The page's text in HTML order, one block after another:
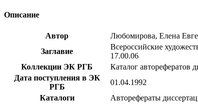
Описание
Автор
Любомирова, Елена
Заглавие
Всероссийские
17.00.06
Коллекции ЭК РГБ
Каталог авторефератов
Дата поступления в ЭК
РГБ
01.04.1992
Каталоги
Авторефераты